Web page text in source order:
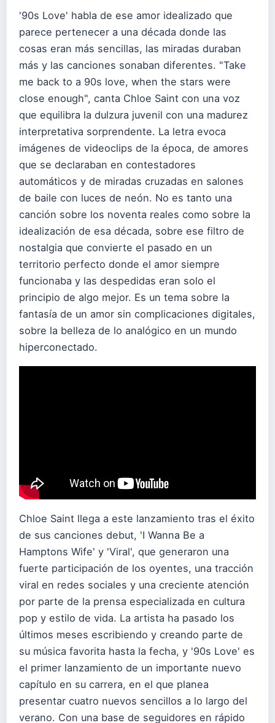
'90s Love' habla de ese amor idealizado que
parece pertenecer a una década donde las
cosas eran más sencillas, las miradas duraban
más y las canciones sonaban diferentes. "Take
me back to a 90s love, when the stars were
close enough", canta Chloe Saint con una voz
que equilibra la dulzura juvenil con una madurez
interpretativa sorprendente. La letra evoca
imágenes de videoclips de la época, de amores
que se declaraban en contestadores
automáticos y de miradas cruzadas en salones
de baile con luces de neón. No es tanto una
canción sobre los noventa reales como sobre la
idealización de esa década, sobre ese filtro de
nostalgia que convierte el pasado en un
territorio perfecto donde el amor siempre
funcionaba y las despedidas eran solo el
principio de algo mejor. Es un tema sobre la
fantasía de un amor sin complicaciones digitales,
sobre la belleza de lo analógico en un mundo
hiperconectado.
Chloe Saint llega a este lanzamiento tras el éxito
de sus canciones debut, 'I Wanna Be a
Hamptons Wife' y 'Viral', que generaron una
fuerte participación de los oyentes, una tracción
viral en redes sociales y una creciente atención
por parte de la prensa especializada en cultura
pop y estilo de vida. La artista ha pasado los
últimos meses escribiendo y creando parte de
su música favorita hasta la fecha, y '90s Love' es
el primer lanzamiento de un importante nuevo
capítulo en su carrera, en el que planea
presentar cuatro nuevos sencillos a lo largo del
verano. Con una base de seguidores en rápido